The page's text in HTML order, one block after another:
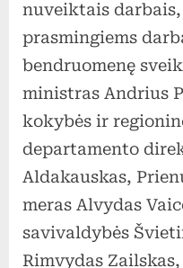
nuveiktais
prasmingiems
bendruomenę
ministras Andrius
kokybės ir
departamento
Aldakauskas,
meras Alvydas
savivaldybės
Rimvydas